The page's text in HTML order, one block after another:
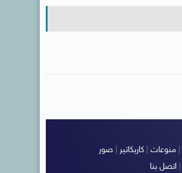
منوعات كاريكاتير صور
|اتصل بنا